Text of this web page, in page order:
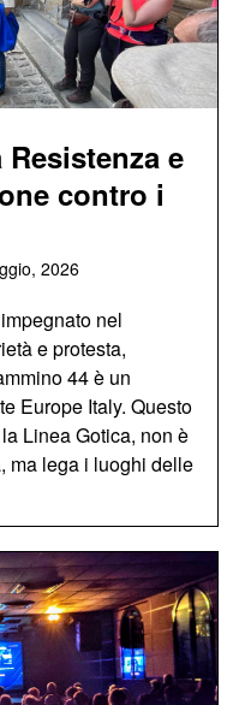
e
contro i
2026
nel
e protesta,
44 è un
Europe Italy. Questo
Linea Gotica, non è
ma lega i luoghi delle